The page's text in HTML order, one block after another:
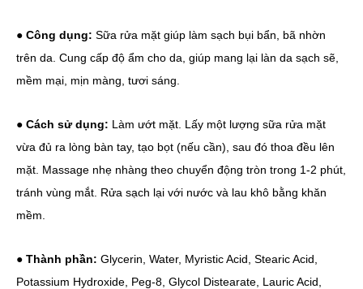
● Công dụng: Sữa rửa mặt giúp làm sạch bụi bẩn, bã nhờn
trên da. Cung cấp độ ẩm cho da, giúp mang lại làn da sạch sẽ,
mềm mại, mịn màng, tươi sáng.
● Cách sử dụng: Làm ướt mặt. Lấy một lượng sữa rửa mặt
vừa đủ ra lòng bàn tay, tạo bọt (nếu cần), sau đó thoa đều lên
mặt. Massage nhẹ nhàng theo chuyển động tròn trong 1-2 phút,
tránh vùng mắt. Rửa sạch lại với nước và lau khô bằng khăn
mềm.
● Thành phần: Glycerin, Water, Myristic Acid, Stearic Acid,
Potassium Hydroxide, Peg-8, Glycol Distearate, Lauric Acid,